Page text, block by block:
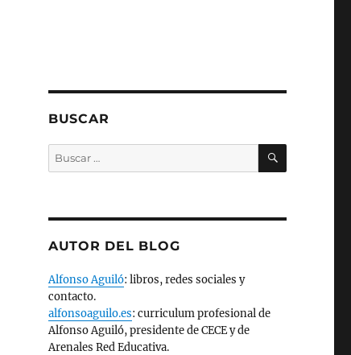
BUSCAR
Buscar
por:
BUSCAR
AUTOR DEL BLOG
Alfonso Aguiló: libros, redes sociales y
contacto.
alfonsoaguilo.es: curriculum profesional de
Alfonso Aguiló, presidente de CECE y de
Arenales Red Educativa.